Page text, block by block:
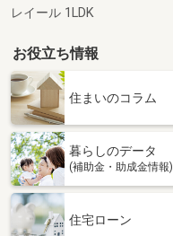
レイール 1LDK
お役立ち情報
住まいのコラム
暮らしのデータ
(補助金・助成金情報)
住宅ローン